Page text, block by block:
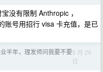
没有限制 Anthropic ，
账号用招行 visa 卡充值，是已
半年，理发师问我要不要5 月 26
日